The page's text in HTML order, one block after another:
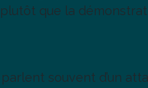
que la
souvent d’un